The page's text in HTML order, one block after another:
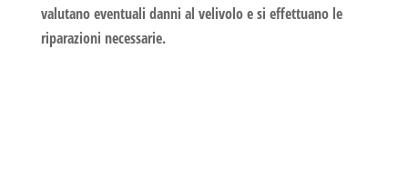
valutano eventuali danni al velivolo e si effettuano le
riparazioni necessarie.